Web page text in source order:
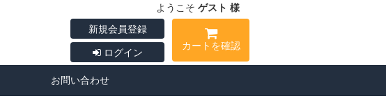
ようこそ ゲスト 様
新規会員登録
ログイン
カートを確認
お問い合わせ